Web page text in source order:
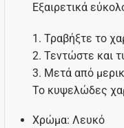
Εξαιρετικά
1. Τραβήξτε το
2. Τεντώστε και
3. Μετά από
Το κυψελώδες
Χρώμα: Λευκό